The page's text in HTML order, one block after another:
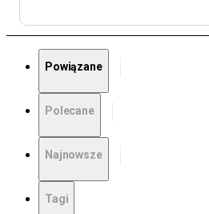
Powiązane
Polecane
Najnowsze
Tagi